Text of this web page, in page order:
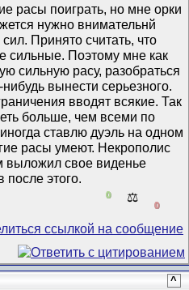
расы поиграть, но мне орки
нужно внимательнй
Принято считать, что
сильные. Поэтому мне как
сильную расу, разобраться
вынести серьезного.
вводят всякие. Так
больше, чем всеми по
ставлю дуэль на одном
расы умеют. Некрополис
выложил свое виденье
после этого.
0 ⚖️
0
^